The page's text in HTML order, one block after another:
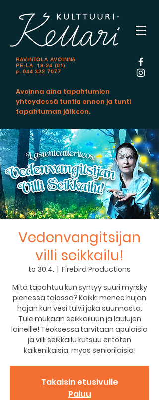
RAVINTOLA AVOINNA
PE-LA 18-24 (01)
p. 044 322 7077
Avoinna aina tapahtumien
yhteydessä tuntia ennen ja tunti
tapahtuman jälkeen.
Vedenvangitsijan
villi seikkailu!
to 30.4.
  |
Firebird Productions
Mitä tapahtuu kun syntyy suuri myrsky
pienessä talossa? Kaikki menee hujan
hajan kun vesi tulvii joka suunnasta.
Tule mukaan seikkailuun ja laulujen
laineille! Teoksessa tarvitaan apulaisia
ja villi seikkailu kutsuu eritoten
kaikenikäisiä, myös seniorilaisia!
Takaisin etusivulle
Paluu